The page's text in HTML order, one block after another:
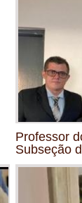
Professor
Subseção